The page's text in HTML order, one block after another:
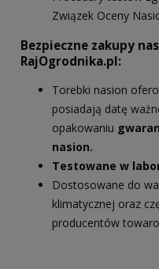
Związek Oceny
Bezpieczne zakupy
RajOgrodnika.pl:
Torebki nasion
posiadają datę
opakowaniu
nasion.
Testowane w
Dostosowane do
klimatycznej oraz
producentów